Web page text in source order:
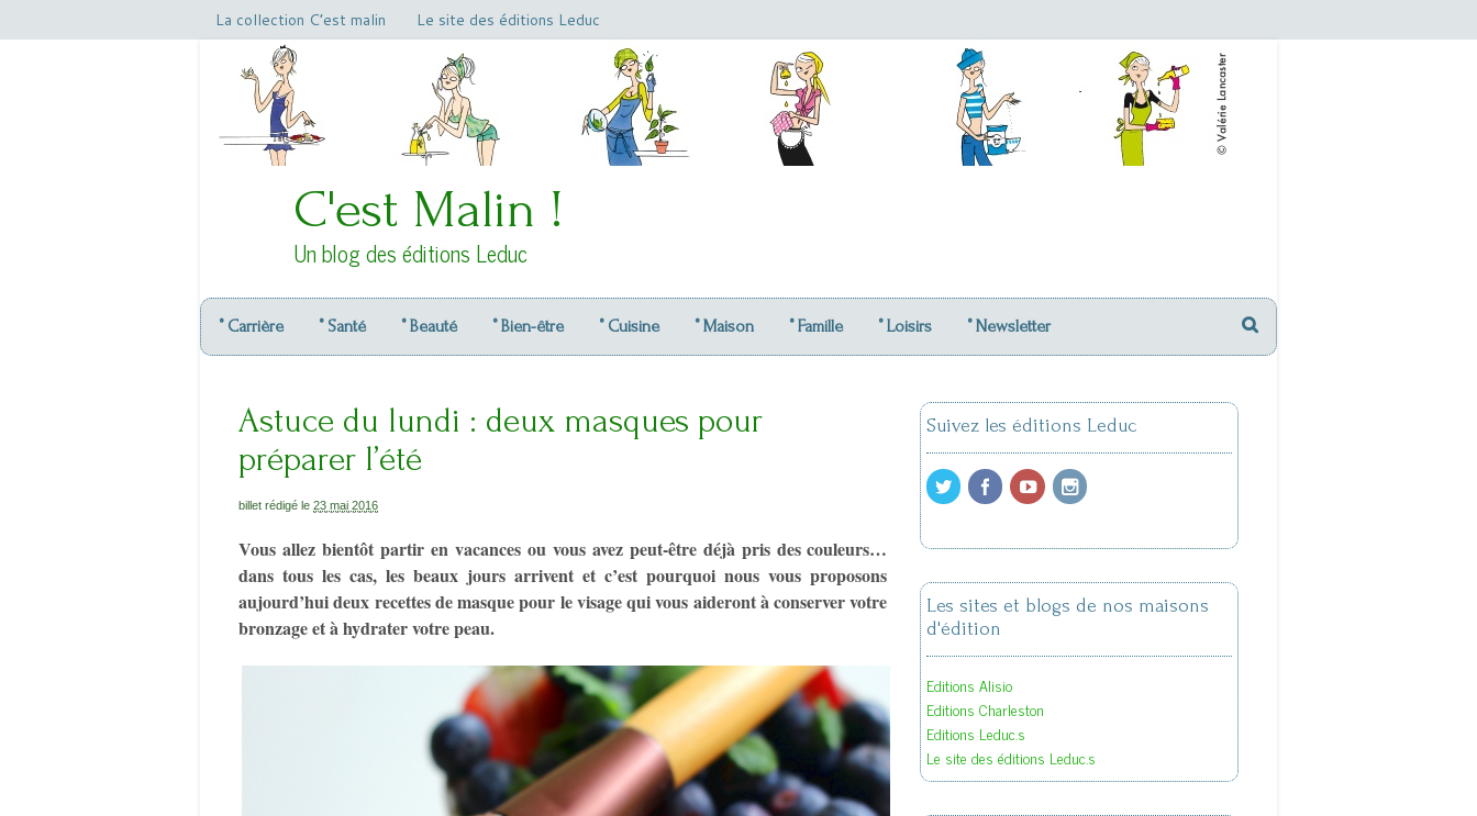
La collection C’est malin Le site des éditions Leduc
C'est Malin !
Un blog des éditions Leduc
° Carrière ° Santé ° Beauté ° Bien-être ° Cuisine ° Maison ° Famille ° Loisirs ° Newsletter
Astuce du lundi : deux masques pour
préparer l’été
billet rédigé le 23 mai 2016
Vous allez bientôt partir en vacances ou vous avez peut-être déjà pris des couleurs…
dans tous les cas, les beaux jours arrivent et c’est pourquoi nous vous proposons
aujourd’hui deux recettes de masque pour le visage qui vous aideront à conserver votre
bronzage et à hydrater votre peau.
Suivez les éditions Leduc
Les sites et blogs de nos maisons
d'édition
Editions Alisio
Editions Charleston
Editions Leduc.s
Le site des éditions Leduc.s